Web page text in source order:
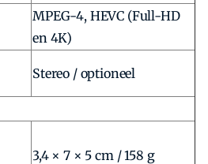
MPEG-4, HEVC (Full-HD
en 4K)
Stereo / optioneel
3,4 × 7 × 5 cm / 158 g